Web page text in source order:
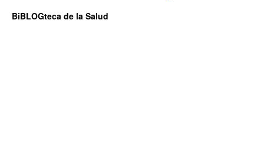
BiBLOGteca de la Salud